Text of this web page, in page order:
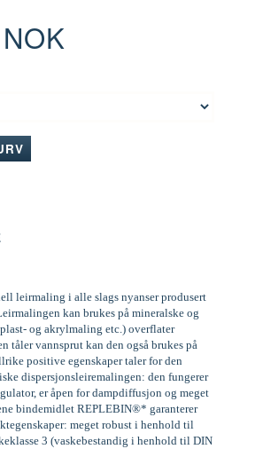
leirmaling i alle slags nyanser produsert
kan brukes på mineralske og
og akrylmaling etc.) overflater
tåler vannsprut kan den også brukes på
positive egenskaper taler for den
dispersjonsleiremalingen: den fungerer
er åpen for dampdiffusjon og meget
bindemidlet REPLEBIN®* garanterer
meget robust i henhold til
3 (vaskebestandig i henhold til DIN